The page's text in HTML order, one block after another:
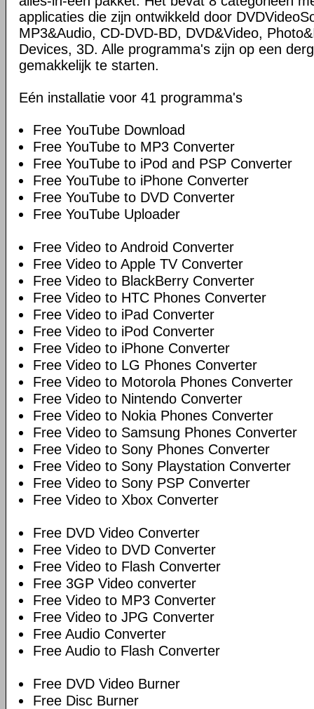
applicaties die zijn ontwikkeld door
MP3&Audio, CD-DVD-BD, DVD&Video,
Devices, 3D. Alle programma's zijn op een
gemakkelijk te starten.
Eén installatie voor 41 programma's
Free YouTube Download
Free YouTube to MP3 Converter
Free YouTube to iPod and PSP Converter
Free YouTube to iPhone Converter
Free YouTube to DVD Converter
Free YouTube Uploader
Free Video to Android Converter
Free Video to Apple TV Converter
Free Video to BlackBerry Converter
Free Video to HTC Phones Converter
Free Video to iPad Converter
Free Video to iPod Converter
Free Video to iPhone Converter
Free Video to LG Phones Converter
Free Video to Motorola Phones Converter
Free Video to Nintendo Converter
Free Video to Nokia Phones Converter
Free Video to Samsung Phones Converter
Free Video to Sony Phones Converter
Free Video to Sony Playstation Converter
Free Video to Sony PSP Converter
Free Video to Xbox Converter
Free DVD Video Converter
Free Video to DVD Converter
Free Video to Flash Converter
Free 3GP Video converter
Free Video to MP3 Converter
Free Video to JPG Converter
Free Audio Converter
Free Audio to Flash Converter
Free DVD Video Burner
Free Disc Burner